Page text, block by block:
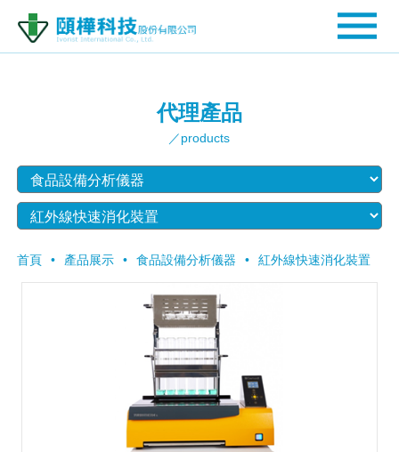
代理產品
／products
首頁 產品展示 食品設備分析儀器 紅外線快速消化裝置